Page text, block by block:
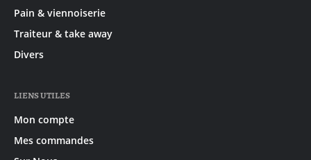
Pain & viennoiserie
Traiteur & take away
Divers
LIENS UTILES
Mon compte
Mes commandes